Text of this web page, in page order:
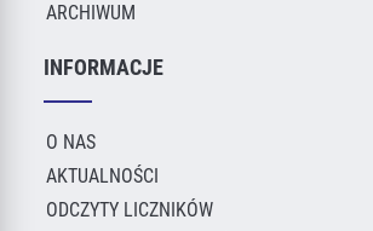
ARCHIWUM
INFORMACJE
O NAS
AKTUALNOŚCI
ODCZYTY LICZNIKÓW